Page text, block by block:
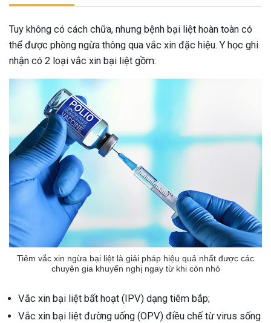
Tuy không có cách chữa, nhưng bệnh bại liệt hoàn toàn có
thể được phòng ngừa thông qua vắc xin đặc hiệu. Y học ghi
nhận có 2 loại vắc xin bại liệt gồm:
Tiêm vắc xin ngừa bại liệt là giải pháp hiệu quả nhất được các
chuyên gia khuyến nghị ngay từ khi còn nhỏ
Vắc xin bại liệt bất hoạt (IPV) dạng tiêm bắp;
Vắc xin bại liệt đường uống (OPV) điều chế từ virus sống